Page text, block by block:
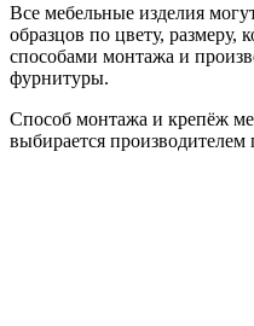
Все мебельные изделия
образцов по цвету, размеру,
способами монтажа и
фурнитуры.
Способ монтажа и крепёж
выбирается